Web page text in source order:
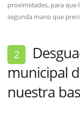
proximidades, para que
segunda mano que
2
municipal
nuestra